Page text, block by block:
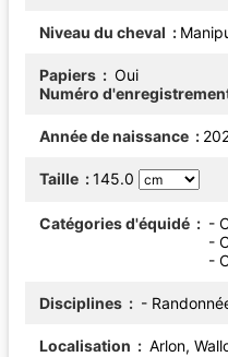
Niveau du cheval
Papiers
Oui
Numéro
Année de naissance
Taille 145.0
Catégories d'équidé
-
-
-
Disciplines -
Localisation Arlon,